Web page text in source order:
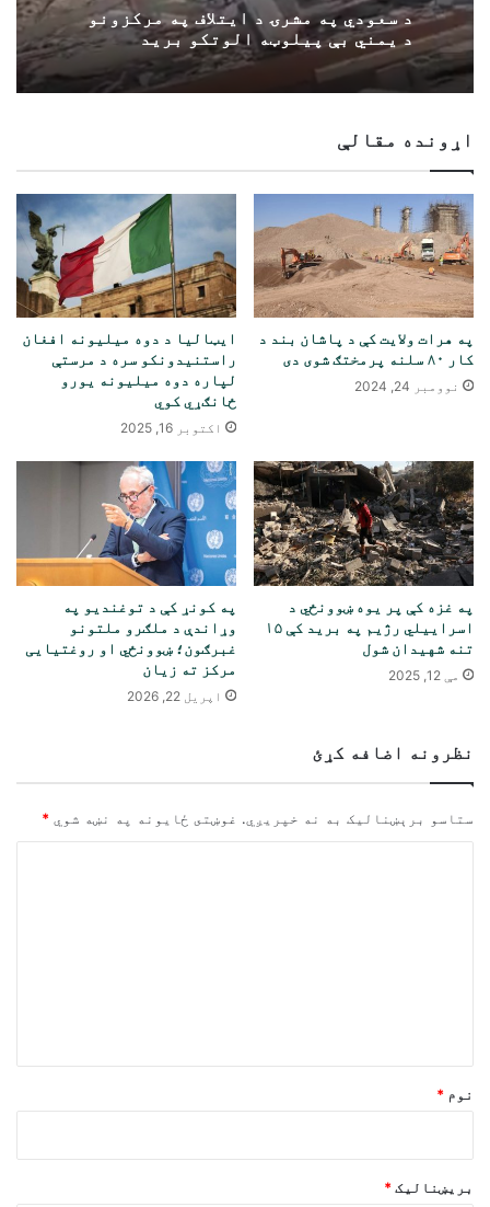
د سعودي په مشرۍ د ایتلاف په مرکزونو
د یمني بې پیلوټه الوتکو برید
اړونده مقالې
په هرات ولایت کې د پاشان بند د
کار ۸۰ سلنه پرمختګ شوی دی
نوومبر 24, 2024
ایټالیا د دوه میلیونه افغان
راستنیدونکو سره د مرستې
لپاره دوه میلیونه یورو
ځانګړي کوي
اکتوبر 16, 2025
په غزه کې پر یوه ښوونځي د
اسراییلي رژیم په برید کې ۱۵
تنه شهیدان شول
مې 12, 2025
په کونړ کې د توغندیو په
وړاندې د ملګرو ملتونو
غبرګون؛ ښوونځي او روغتیایی
مرکز ته زیان
اپریل 22, 2026
نظرونه اضافه کړئ
ستاسو برېښناليک به نه خپريږي. غوښتى ځایونه په نښه شوي *
نوم *
بریښنالیک *